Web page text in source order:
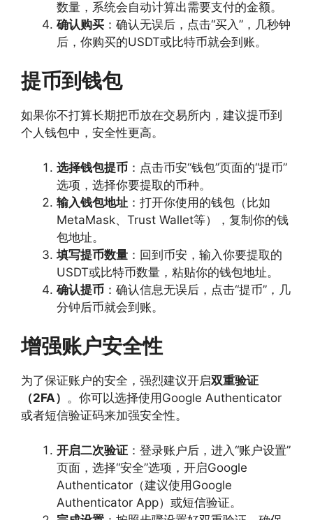
数量，系统会自动计算出需要支付的金额。
确认购买 ：确认无误后，点击“买入”，几秒钟
后，你购买的USDT或比特币就会到账。
提币到钱包
如果你不打算长期把币放在交易所内，建议提币到
个人钱包中，安全性更高。
选择钱包提币 ：点击币安“钱包”页面的“提币”
选项，选择你要提取的币种。
输入钱包地址 ：打开你使用的钱包（比如
MetaMask、Trust Wallet等），复制你的钱
包地址。
填写提币数量 ：回到币安，输入你要提取的
USDT或比特币数量，粘贴你的钱包地址。
确认提币 ：确认信息无误后，点击“提币”，几
分钟后币就会到账。
增强账户安全性
为了保证账户的安全，强烈建议开启双重验证
（2FA） 。你可以选择使用Google Authenticator
或者短信验证码来加强安全性。
开启二次验证 ：登录账户后，进入“账户设置”
页面，选择“安全”选项，开启Google
Authenticator（建议使用Google
Authenticator App）或短信验证。